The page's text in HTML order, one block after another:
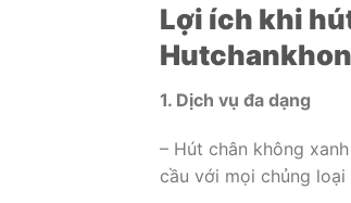
Lợi ích khi
1. Dịch vụ đa dạng
– Hút chân không
cầu với mọi chủng loại